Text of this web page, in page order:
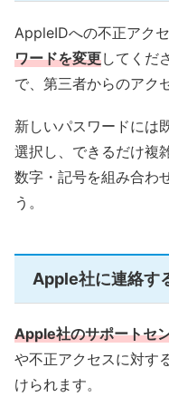
AppleIDへの不正アク
ワードを変更してくだ
で、第三者からのアク
新しいパスワードには
選択し、できるだけ複
数字・記号を組み合わ
う。
Apple社に連絡す
Apple社のサポートセ
や不正アクセスに対す
けられます。